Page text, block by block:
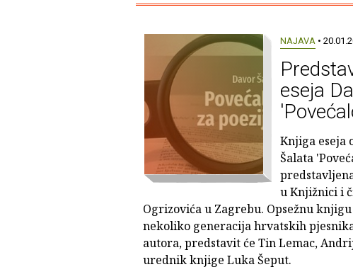
NAJAVA •
eseja
Knjiga eseja
Šalata
u Knjižnici i
Ogrizovića u Zagrebu. Opsežnu
nekoliko generacija hrvatskih
autora, predstavit će Tin Lemac,
urednik knjige Luka Šeput.